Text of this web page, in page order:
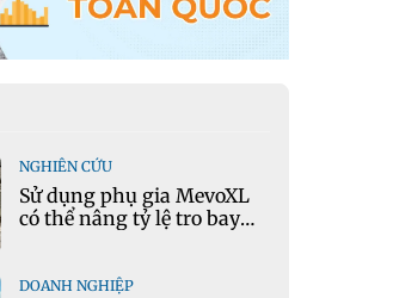
NGHIÊN CỨU
Sử dụng phụ gia MevoXL
có thể nâng tỷ lệ tro bay
DOANH NGHIỆP